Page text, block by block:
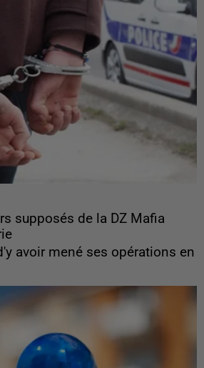
supposés de la DZ Mafia
avoir mené ses opérations en